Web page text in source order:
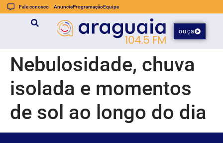
Fale conosco AnuncieProgramaçãoEquipe
ouça
Nebulosidade, chuva
isolada e momentos
de sol ao longo do dia